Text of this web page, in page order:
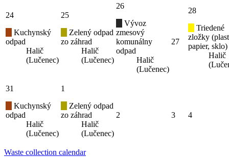
24
Kuchynský
odpad
Halič
(Lučenec)
25
Zelený odpad
zo záhrad
Halič
(Lučenec)
26
Vývoz
zmesový
komunálny
odpad
Halič
(Lučenec)
27
28
Triedené
zložky
papier, sklo)
Halič
31
Kuchynský
odpad
Halič
(Lučenec)
1
Zelený odpad
zo záhrad
Halič
(Lučenec)
2 3 4
Waste collection calendar